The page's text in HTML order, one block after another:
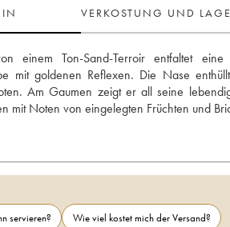
VERKOSTUNG UND
einem Ton-Sand-Terroir entfaltet eine
mit goldenen Reflexen. Die Nase
Am Gaumen zeigt er all seine
mit Noten von eingelegten Früchten und
servieren?
Wie viel kostet mich der Versand?